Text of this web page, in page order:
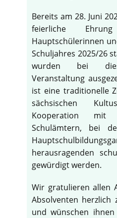
Bereits am 28. Juni
feierliche
Hauptschülerinnen
Schuljahres 2025/26
wurden bei
Veranstaltung
ist eine traditionelle
sächsischen
Kooperation mit
Schulämtern, bei
herausragenden
gewürdigt werden.
Wir gratulieren allen
Absolventen herzlich
und wünschen